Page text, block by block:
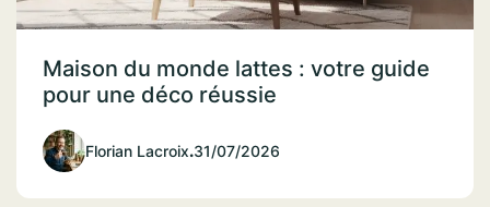
Maison du monde lattes : votre guide
pour une déco réussie
Florian Lacroix.31/07/2026